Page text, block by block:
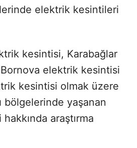
elektrik kesintileri
kesintisi, Karabağlar
elektrik kesintisi
kesintisi olmak üzere
bölgelerinde yaşanan
araştırma